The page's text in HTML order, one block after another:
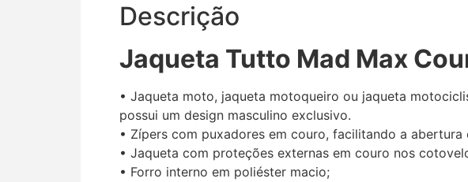
Descrição
Jaqueta Tutto Mad Max
• Jaqueta moto, jaqueta motoqueiro ou jaqueta
possui um design masculino exclusivo.
• Zípers com puxadores em couro, facilitando a abertura
• Jaqueta com proteções externas em couro nos
• Forro interno em poliéster macio;